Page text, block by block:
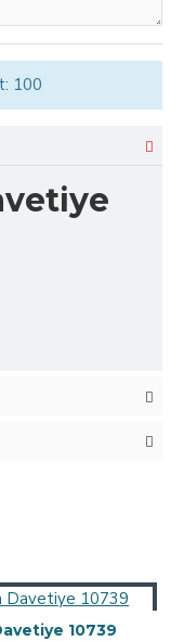
100
10739